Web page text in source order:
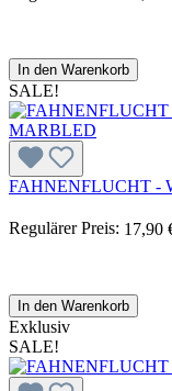
In den Warenkorb
SALE!
FAHNENFLUCHT -
Regulärer Preis: 17,90
In den Warenkorb
Exklusiv
SALE!